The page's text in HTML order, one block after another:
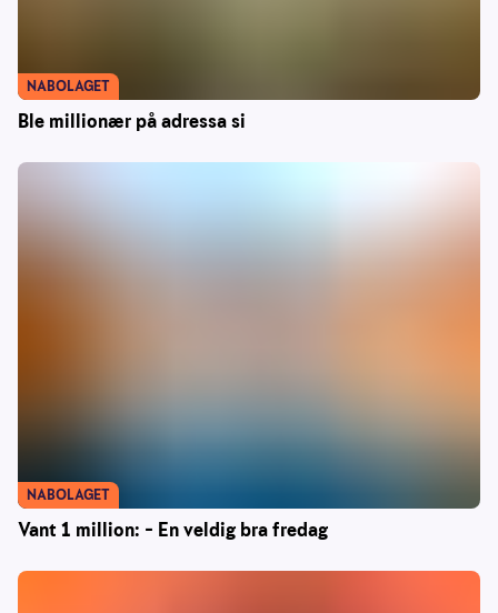
Ble millionær på adressa si
NABOLAGET
Vant 1 million: – En veldig bra fredag
NABOLAGET